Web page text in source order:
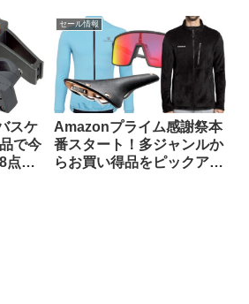
スケ
で今
点ご
セール情報
Amazonプライム感謝祭本
番スタート！多ジャンルか
らお買い得品をピックアッ